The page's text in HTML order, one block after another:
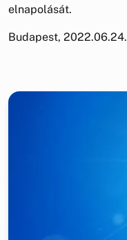
elnapolását.
Budapest, 2022.06.24.